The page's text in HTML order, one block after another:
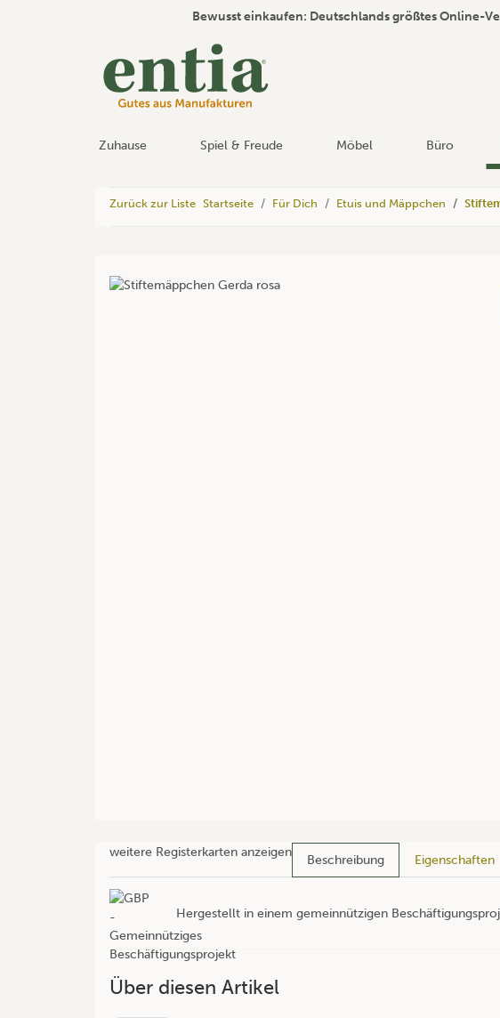
Bewusst einkaufen: Deutschlands größtes Online-
Zuhause Spiel & Freude Möbel Büro
Zurück zur Liste Startseite Für Dich Etuis und Mäppchen
weitere Registerkarten anzeigen
Beschreibung Eigenschaften
Hergestellt in einem gemeinnützigen
Über diesen Artikel